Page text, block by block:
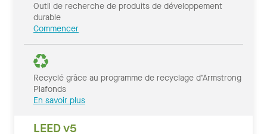
Outil de recherche de produits de développement
durable
Commencer
Recyclé grâce au programme de recyclage d’Armstrong
Plafonds
En savoir plus
LEED v5